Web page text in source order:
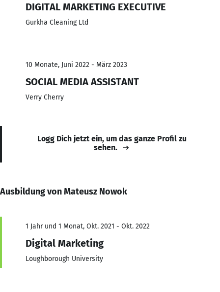
DIGITAL MARKETING EXECUTIVE
Gurkha Cleaning Ltd
10 Monate, Juni 2022 - März 2023
SOCIAL MEDIA ASSISTANT
Verry Cherry
Logg Dich jetzt ein, um das ganze Profil zu
sehen.
Ausbildung von Mateusz Nowok
1 Jahr und 1 Monat, Okt. 2021 - Okt. 2022
Digital Marketing
Loughborough University